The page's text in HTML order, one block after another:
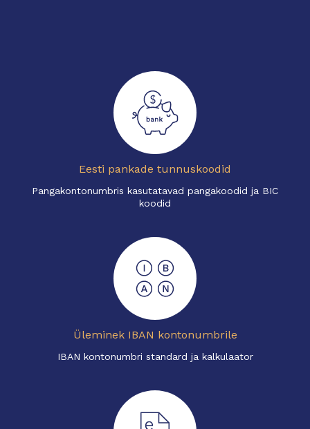
Eesti pankade tunnuskoodid
Pangakontonumbris kasutatavad pangakoodid ja BIC
koodid
Üleminek IBAN kontonumbrile
IBAN kontonumbri standard ja kalkulaator